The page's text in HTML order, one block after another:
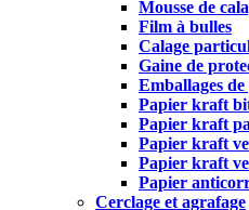
Mousse de
Film à bulles
Calage
Gaine de
Emballages
Papier kraft
Papier kraft
Papier kraft
Papier kraft
Papier
Cerclage et agrafage